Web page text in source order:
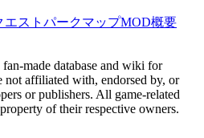
エスト パークマップMOD概要
made database and wiki for
not affiliated with, endorsed by, or
or publishers. All game-related
of their respective owners.